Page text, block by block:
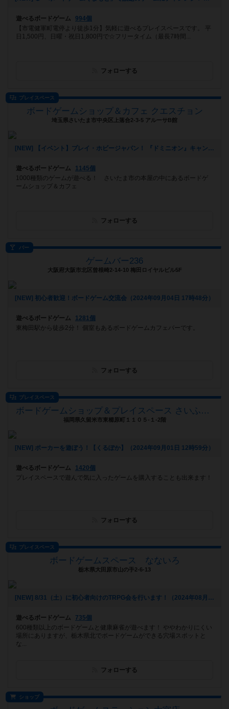
遊べるボードゲーム
994個
【市電健軍町電停より徒歩1分】気軽に遊べるプレイスペースです。 平
日1,500円、日曜・祝日1,800円で☆フリータイム（最長7時間...
フォローする
プレイスペース
ボードゲームショップ＆カフェ クエスチョン
埼玉県さいたま市中央区上落合2-3-5 アルーサB館
[NEW] 【イベント】プレイ・ホビージャパン！ 『ドミニオン』キャンペーン開催！（11/4 追記アリ）（2024年10月24日 21時41分）
遊べるボードゲーム
1145個
1000種類のゲームが遊べる！ さいたま市の本屋の中にあるボードゲ
ームショップ＆カフェ
フォローする
バー
ゲームバー236
大阪府大阪市北区曾根崎2-14-10 梅田ロイヤルビル5F
[NEW] 初心者歓迎！ボードゲーム交流会（2024年09月04日 17時48分）
遊べるボードゲーム
1281個
東梅田駅から徒歩2分！ 個室もあるボードゲームカフェバーです。
フォローする
プレイスペース
ボードゲームショップ＆プレイスペース さいふる[xi-full]
福岡県久留米市東櫛原町１１０５-１-2階
[NEW] ポーカーを遊ぼう！【くるぽか】（2024年09月01日 12時59分）
遊べるボードゲーム
1420個
プレイスペースで遊んで気に入ったゲームを購入することも出来ます！
フォローする
プレイスペース
ボードゲームスペース なないろ
栃木県大田原市山の手2-6-13
[NEW] 8/31（土）に初心者向けのTRPG会を行います！（2024年08月18日 19時00分）
遊べるボードゲーム
735個
600種類以上のボードゲームと健康麻雀が遊べます！ ややわかりにくい
場所にありますが、栃木県北でボードゲームができる穴場スポットと
な...
フォローする
ショップ